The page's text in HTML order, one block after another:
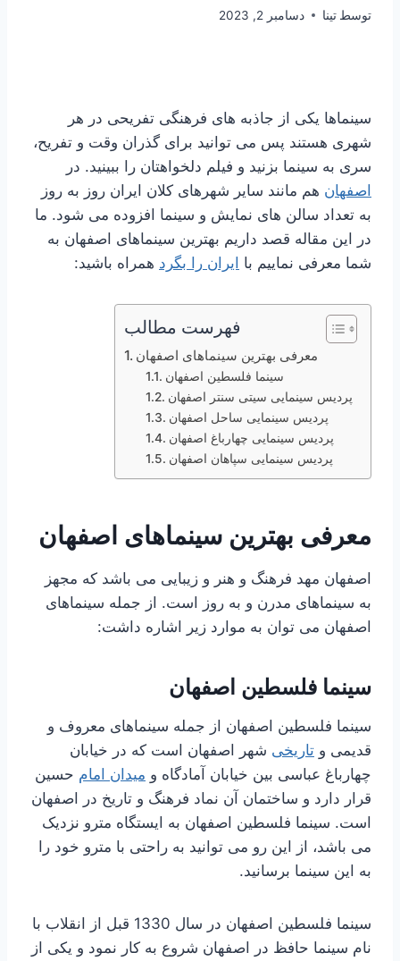
توسط تینا دسامبر 2, 2023
سینماها یکی از جاذبه های فرهنگی تفریحی در هر
شهری هستند پس می توانید برای گذران وقت و تفریح،
سری به سینما بزنید و فیلم دلخواهتان را ببینید. در
اصفهان هم مانند سایر شهرهای کلان ایران روز به روز
به تعداد سالن های نمایش و سینما افزوده می شود. ما
در این مقاله قصد داریم بهترین سینماهای اصفهان به
شما معرفی نماییم با ایران را بگرد همراه باشید:
فهرست مطالب
معرفی بهترین سینماهای اصفهان
سینما فلسطین اصفهان
پردیس سینمایی سیتی سنتر اصفهان
پردیس سینمایی ساحل اصفهان
پردیس سینمایی چهارباغ اصفهان
پردیس سینمایی سپاهان اصفهان
معرفی بهترین سینماهای اصفهان
اصفهان مهد فرهنگ و هنر و زیبایی می باشد که مجهز
به سینماهای مدرن و به روز است. از جمله سینماهای
اصفهان می توان به موارد زیر اشاره داشت:
سینما فلسطین اصفهان
سینما فلسطین اصفهان از جمله سینماهای معروف و
قدیمی و تاریخی شهر اصفهان است که در خیابان
چهارباغ عباسی بین خیابان آمادگاه و میدان امام حسین
قرار دارد و ساختمان آن نماد فرهنگ و تاریخ در اصفهان
است. سینما فلسطین اصفهان به ایستگاه مترو نزدیک
می باشد، از این رو می توانید به راحتی با مترو خود را
به این سینما برسانید.
سینما فلسطین اصفهان در سال 1330 قبل از انقلاب با
نام سینما حافظ در اصفهان شروع به کار نمود و یکی از